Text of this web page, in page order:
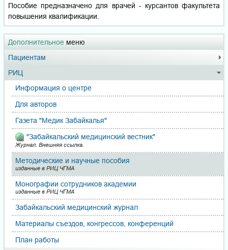
Дополнительное меню
Пациентам
РИЦ
Информация о центре
Для авторов
Газета "Медик Забайкалья"
"Забайкальский медицинский вестник"
Журнал. Внешняя ссылка.
Методические и научные пособия
изданные в РИЦ ЧГМА
Монографии сотрудников академии
изданные в РИЦ ЧГМА
Забайкальский медицинский журнал
Материалы съездов, кон­грес­сов, конференций
План работы
Пособие предназначено для врачей - курсантов факультета
повышения квалификации.